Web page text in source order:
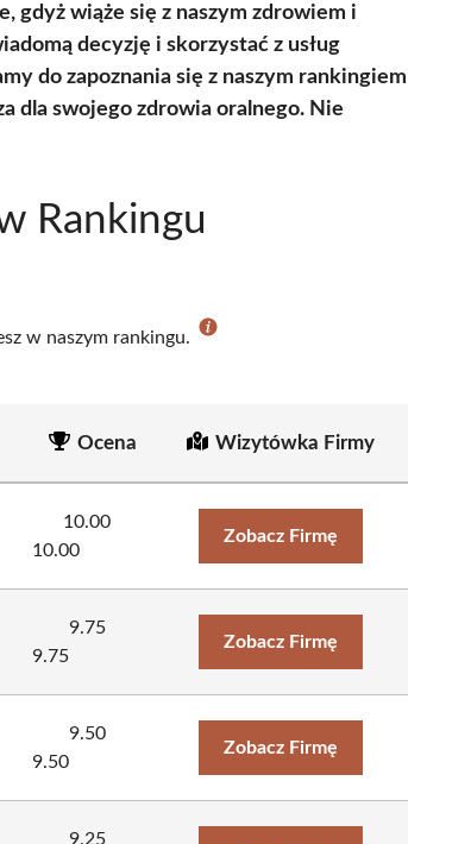
wiąże się z naszym zdrowiem i
decyzję i skorzystać z usług
do zapoznania się z naszym rankingiem
dla swojego zdrowia oralnego. Nie
Rankingu
w naszym rankingu.
Ocena Wizytówka Firmy
10.00
10.00
Zobacz Firmę
9.75
9.75
Zobacz Firmę
9.50
9.50
Zobacz Firmę
9.25